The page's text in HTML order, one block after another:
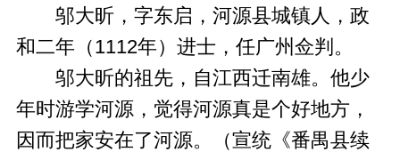
邬大昕，字东启，河源县城镇人，政
和二年（1112年）进士，任广州佥判。
邬大昕的祖先，自江西迁南雄。他少
年时游学河源，觉得河源真是个好地方，
因而把家安在了河源。（宣统《番禺县续